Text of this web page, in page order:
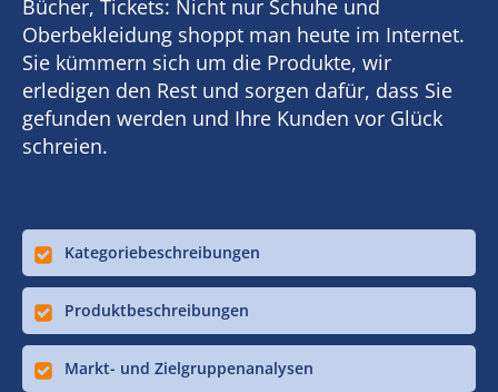
Bücher, Tickets: Nicht nur Schuhe und
Oberbekleidung shoppt man heute im Internet.
Sie kümmern sich um die Produkte, wir
erledigen den Rest und sorgen dafür, dass Sie
gefunden werden und Ihre Kunden vor Glück
schreien.
Kategoriebeschreibungen
Produktbeschreibungen
Markt- und Zielgruppenanalysen